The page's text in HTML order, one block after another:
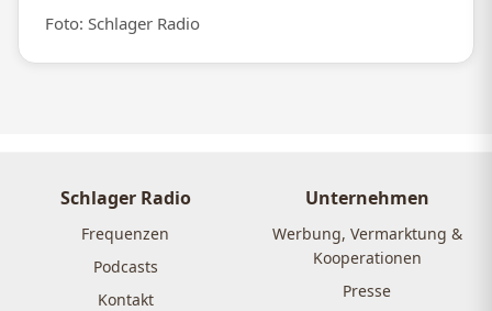
Foto: Schlager Radio
Schlager Radio
Frequenzen
Podcasts
Kontakt
Unternehmen
Werbung, Vermarktung &
Kooperationen
Presse